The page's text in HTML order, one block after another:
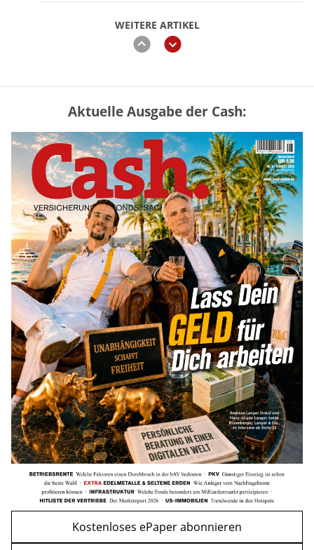
WEITERE ARTIKEL
zurückweiter
WEITERE ARTIKEL
zurückweiter
Vermieter-Zutritt: Wann Mieter
die Wohnung öffnen müssen
mehr
Mütterrente III Tabelle: So viel Renten-
Nachzahlung ist pro Kind möglich
mehr
„Jung kauft Alt“ 2026: Neue Förderung im
Überblick – Tabelle mit Kreditbeträgen
und Einkommensgrenzen
mehr
Aktuelle Ausgabe der Cash:
Kostenloses ePaper abonnieren